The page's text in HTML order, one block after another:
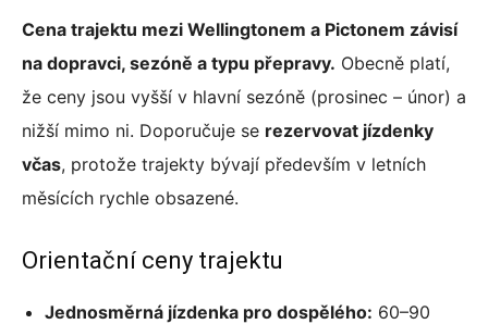
Cena trajektu mezi Wellingtonem a Pictonem závisí
na dopravci, sezóně a typu přepravy. Obecně platí,
že ceny jsou vyšší v hlavní sezóně (prosinec – únor) a
nižší mimo ni. Doporučuje se rezervovat jízdenky
včas, protože trajekty bývají především v letních
měsících rychle obsazené.
Orientační ceny trajektu
Jednosměrná jízdenka pro dospělého: 60–90